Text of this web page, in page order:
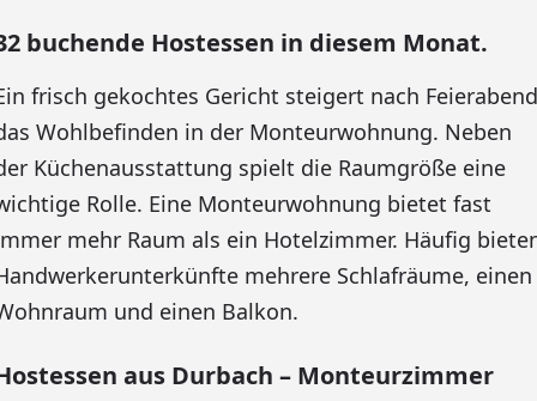
buchende Hostessen in diesem Monat.
frisch gekochtes Gericht steigert nach Feierabend
Wohlbefinden in der Monteurwohnung. Neben
Küchenausstattung spielt die Raumgröße eine
Rolle. Eine Monteurwohnung bietet fast
mehr Raum als ein Hotelzimmer. Häufig
mehrere Schlafräume, einen
und einen Balkon.
aus Durbach – Monteurzimmer